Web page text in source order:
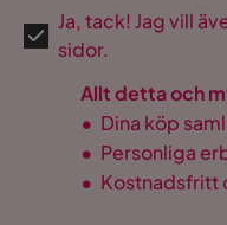
Ja, tack! Jag vill
sidor.
Allt detta och
• Dina köp
• Personliga
• Kostnadsfritt